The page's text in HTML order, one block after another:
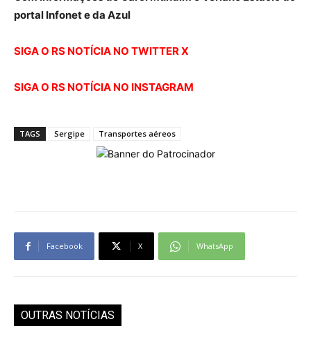
portal Infonet e da Azul
SIGA O RS NOTÍCIA NO TWITTER X
SIGA O RS NOTÍCIA NO INSTAGRAM
TAGS Sergipe Transportes aéreos
Facebook X WhatsApp
OUTRAS NOTÍCIAS